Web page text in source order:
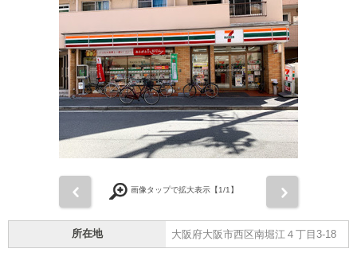
画像タップで拡大表示【1/1】
所在地 大阪府大阪市西区南堀江４丁目3-18